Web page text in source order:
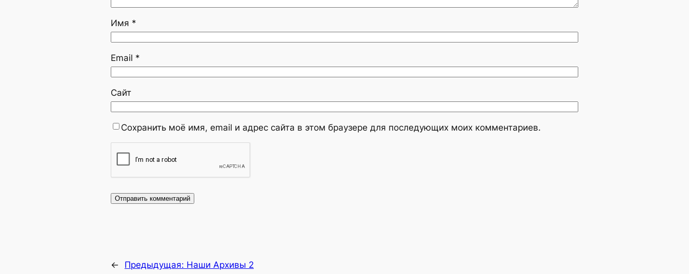
Имя *
Email *
Сайт
Сохранить моё имя, email и адрес сайта в этом браузере для последующих моих комментариев.
← Предыдущая: Наши Архивы 2